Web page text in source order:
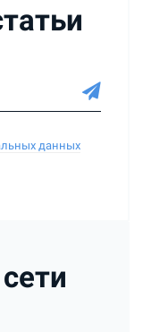
данных